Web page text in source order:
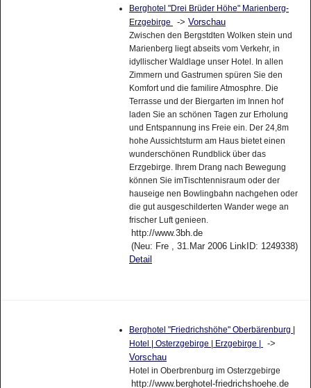
Berghotel "Drei Brüder Höhe" Marienberg-
Erzgebirge
-> Vorschau
Zwischen den Bergstdten Wolken stein und
Marienberg liegt abseits vom Verkehr, in
idyllischer Waldlage unser Hotel. In allen
Zimmern und Gastrumen spüren Sie den
Komfort und die familire Atmosphre. Die
Terrasse und der Biergarten im Innen hof
laden Sie an schönen Tagen zur Erholung
und Entspannung ins Freie ein. Der 24,8m
hohe Aussichtsturm am Haus bietet einen
wunderschönen Rundblick über das
Erzgebirge. Ihrem Drang nach Bewegung
können Sie imTischtennisraum oder der
hauseige nen Bowlingbahn nachgehen oder
die gut ausgeschilderten Wander wege an
frischer Luft genieen.
http://www.3bh.de
(Neu: Fre , 31.Mar 2006 LinkID: 1249338)
Detail
Berghotel "Friedrichshöhe" Oberbärenburg |
Hotel | Osterzgebirge | Erzgebirge |
->
Vorschau
Hotel in Oberbrenburg im Osterzgebirge
http://www.berghotel-friedrichshoehe.de